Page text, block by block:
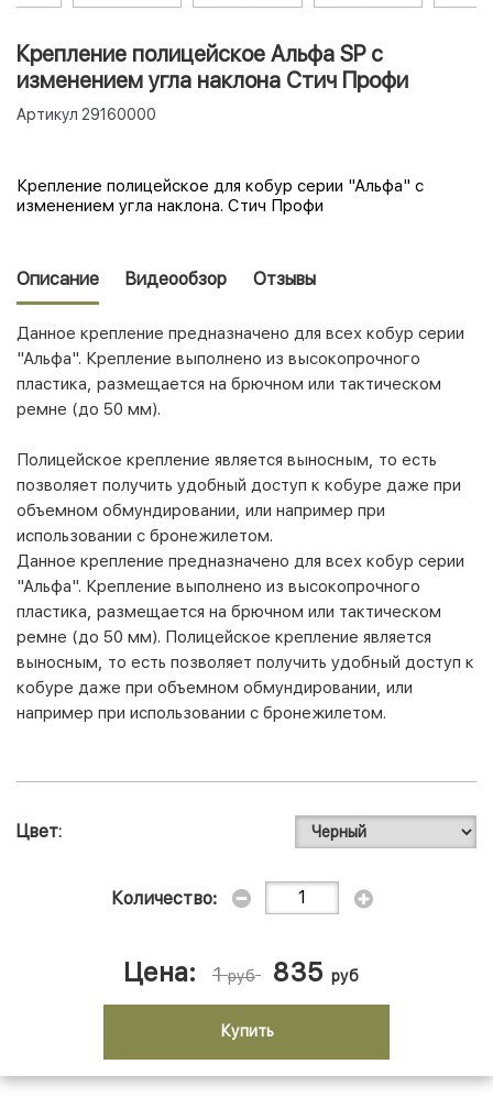
Крепление полицейское Альфа SP с
изменением угла наклона Стич Профи
Артикул 29160000
Крепление полицейское для кобур серии "Альфа" с
изменением угла наклона. Стич Профи
Описание Видеообзор Отзывы
Данное крепление предназначено для всех кобур серии
"Альфа". Крепление выполнено из высокопрочного
пластика, размещается на брючном или тактическом
ремне (до 50 мм).
Полицейское крепление является выносным, то есть
позволяет получить удобный доступ к кобуре даже при
объемном обмундировании, или например при
использовании с бронежилетом.
Данное крепление предназначено для всех кобур серии
"Альфа". Крепление выполнено из высокопрочного
пластика, размещается на брючном или тактическом
ремне (до 50 мм). Полицейское крепление является
выносным, то есть позволяет получить удобный доступ к
кобуре даже при объемном обмундировании, или
например при использовании с бронежилетом.
Цвет
Количество:
Цена: 1руб 835 руб
Купить